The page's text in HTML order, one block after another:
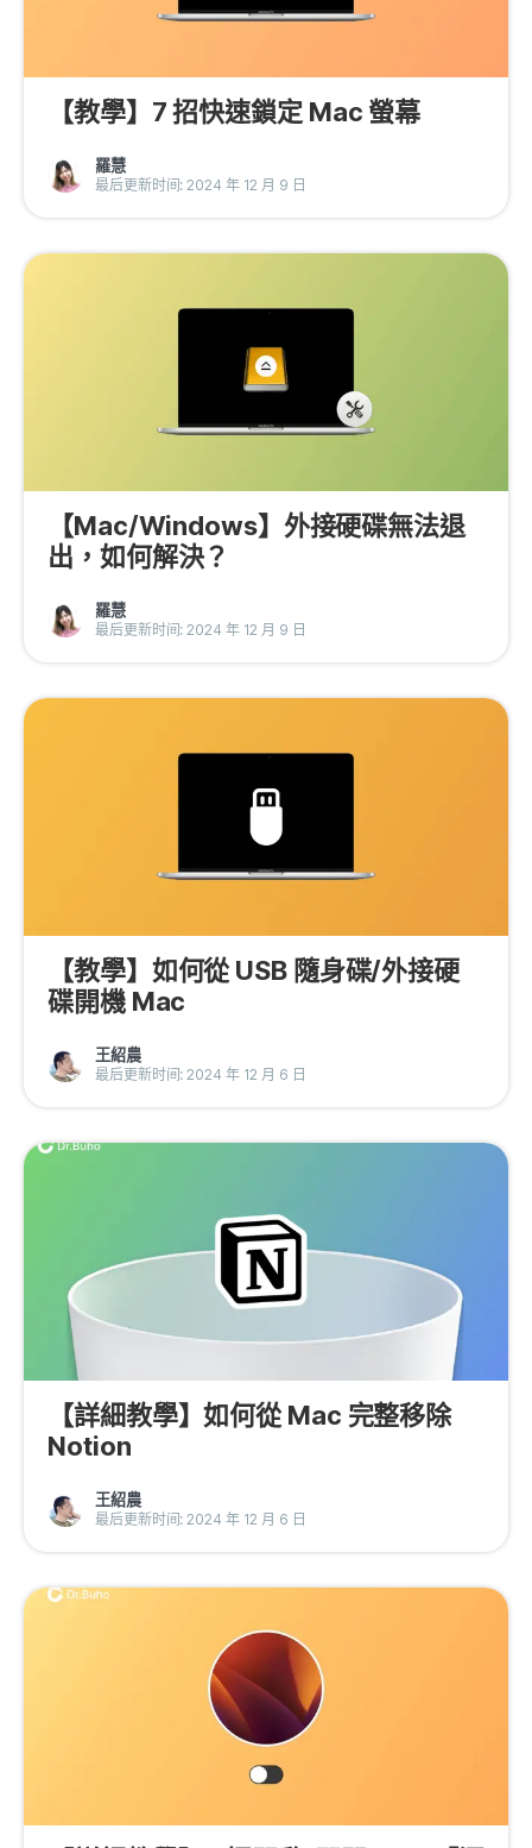
【教學】7 招快速鎖定 Mac 螢幕
羅慧
最后更新时间: 2024 年 12 月 9 日
【Mac/Windows】外接硬碟無法退
出，如何解決？
羅慧
最后更新时间: 2024 年 12 月 9 日
【教學】如何從 USB 隨身碟/外接硬
碟開機 Mac
王紹農
最后更新时间: 2024 年 12 月 6 日
【詳細教學】如何從 Mac 完整移除
Notion
王紹農
最后更新时间: 2024 年 12 月 6 日